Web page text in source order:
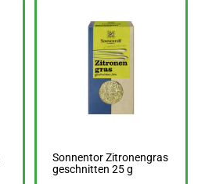
Sonnentor Zitronengras
geschnitten 25 g